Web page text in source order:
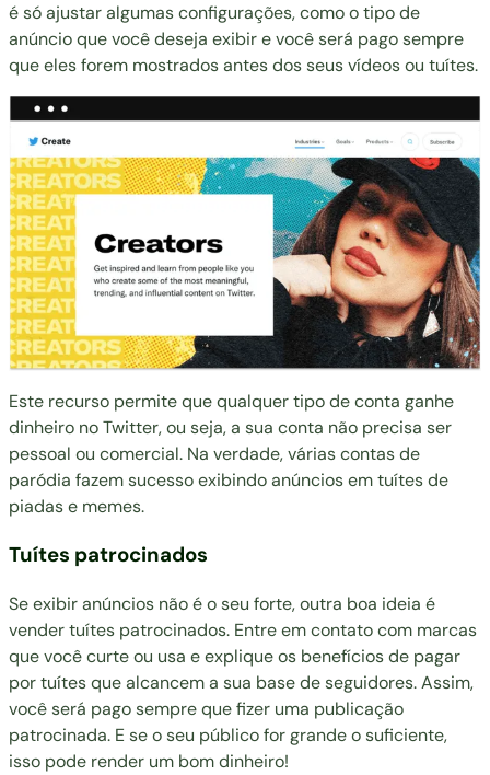
é só ajustar algumas configurações, como o tipo de
anúncio que você deseja exibir e você será pago sempre
que eles forem mostrados antes dos seus vídeos ou tuítes.
Este recurso permite que qualquer tipo de conta ganhe
dinheiro no Twitter, ou seja, a sua conta não precisa ser
pessoal ou comercial. Na verdade, váriascontas de
paródia fazem sucesso exibindo anúncios em tuítes de
piadas e memes.
Tuítes patrocinados
Se exibir anúncios não é o seu forte, outra boa ideia é
vender tuítes patrocinados. Entre em contato com marcas
que você curte ou usa e explique os benefícios de pagar
por tuítes que alcancem a sua base de seguidores. Assim,
você será pago sempre que fizer uma publicação
patrocinada. E se o seu público for grande o suficiente,
isso pode render um bom dinheiro!